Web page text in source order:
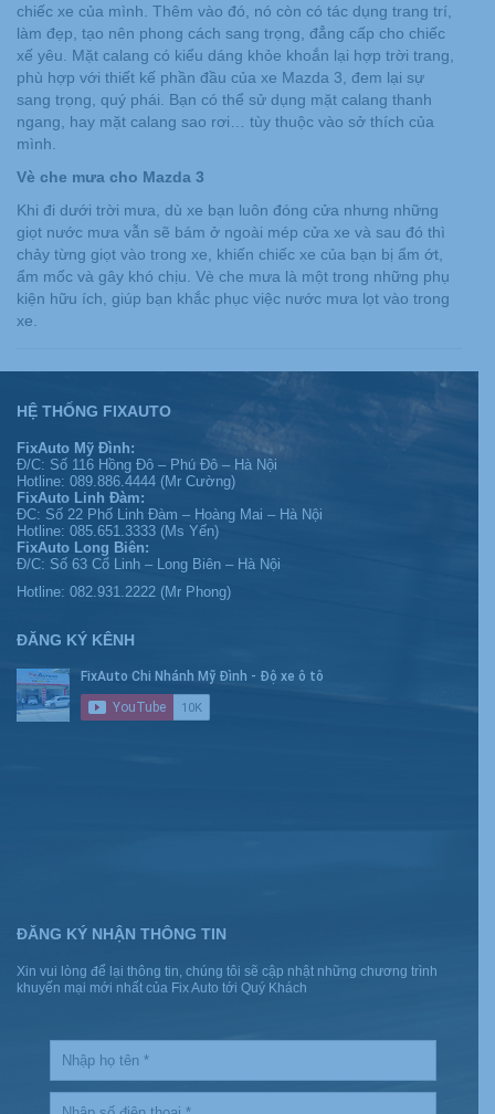
chiếc xe của mình. Thêm vào đó, nó còn có tác dụng trang trí,
làm đẹp, tạo nên phong cách sang trọng, đẳng cấp cho chiếc
xế yêu. Mặt calang có kiểu dáng khỏe khoắn lại hợp trời trang,
phù hợp với thiết kế phần đầu của xe Mazda 3, đem lại sự
sang trọng, quý phái. Bạn có thể sử dụng mặt calang thanh
ngang, hay mặt calang sao rơi… tùy thuộc vào sở thích của
mình.
Vè che mưa cho Mazda 3
Khi đi dưới trời mưa, dù xe bạn luôn đóng cửa nhưng những
giọt nước mưa vẫn sẽ bám ở ngoài mép cửa xe và sau đó thì
chảy từng giọt vào trong xe, khiến chiếc xe của bạn bị ẩm ớt,
ẩm mốc và gây khó chịu. Vè che mưa là một trong những phụ
kiện hữu ích, giúp bạn khắc phục việc nước mưa lọt vào trong
xe.
HỆ THỐNG FIXAUTO
FixAuto Mỹ Đình:
Đ/C: Số 116 Hồng Đô – Phú Đô – Hà Nội
Hotline: 089.886.4444 (Mr Cường)
FixAuto Linh Đàm:
ĐC: Số 22 Phố Linh Đàm – Hoàng Mai – Hà Nội
Hotline: 085.651.3333 (Ms Yến)
FixAuto Long Biên:
Đ/C: Số 63 Cổ Linh – Long Biên – Hà Nội
Hotline: 082.931.2222 (Mr Phong)
ĐĂNG KÝ KÊNH
ĐĂNG KÝ NHẬN THÔNG TIN
Xin vui lòng để lại thông tin, chúng tôi sẽ cập nhật những chương trình
khuyến mại mới nhất của Fix Auto tới Quý Khách